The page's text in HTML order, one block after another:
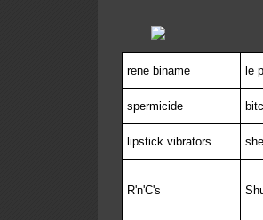
rene biname le
spermicide
lipstick vibrators
R'n'C's